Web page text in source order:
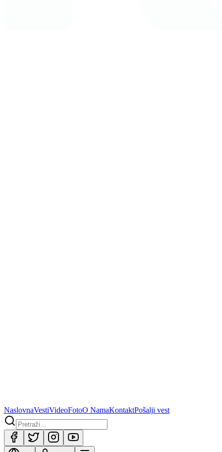
NaslovnaVestiVideoFotoO NamaKontaktPošalji vest